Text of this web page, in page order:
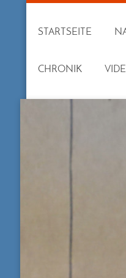
STARTSEITE
CHRONIK